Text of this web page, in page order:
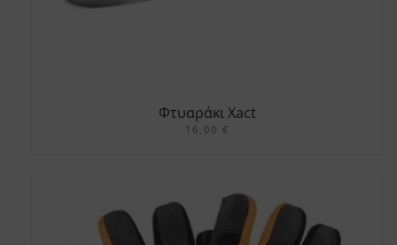
Φτυαράκι Xact
16,00 €